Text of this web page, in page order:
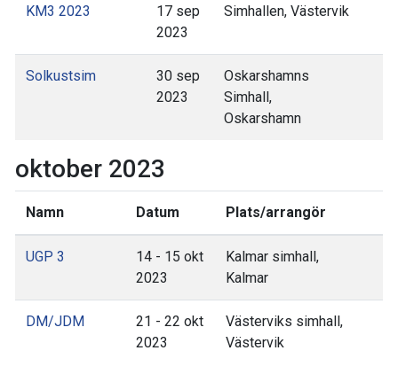
KM3 2023
17 sep
2023
Simhallen, Västervik
Solkustsim
30 sep
2023
Oskarshamns
Simhall,
Oskarshamn
oktober 2023
Namn Datum Plats/arrangör
UGP 3
14 - 15 okt
2023
Kalmar simhall,
Kalmar
DM/JDM
21 - 22 okt
2023
Västerviks simhall,
Västervik